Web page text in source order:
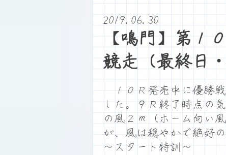
2019.06.30
【鳴門】第１
競走（最終日
１０Ｒ発売中に優勝戦
した。９Ｒ終了時点の
の風２ｍ（ホーム向い
が、風は穏やかで絶好
～スタート特訓～